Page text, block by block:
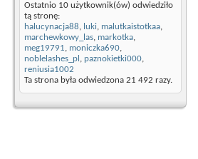
Ostatnio 10 użytkownik(ów) odwiedziło
tą stronę:
halucynacja88, luki, malutkaistotkaa,
marchewkowy_las, markotka,
meg19791, moniczka690,
noblelashes_pl , paznokietki000,
reniusia1002
Ta strona była odwiedzona 21 492 razy.